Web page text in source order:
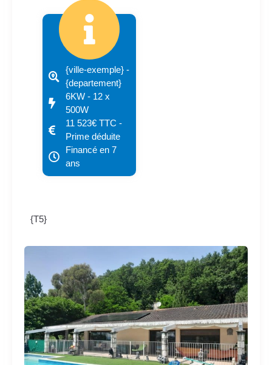
{ville-exemple} -
{departement}
6KW - 12 x
500W
11 523€ TTC -
Prime déduite
Financé en 7
ans
{T5}